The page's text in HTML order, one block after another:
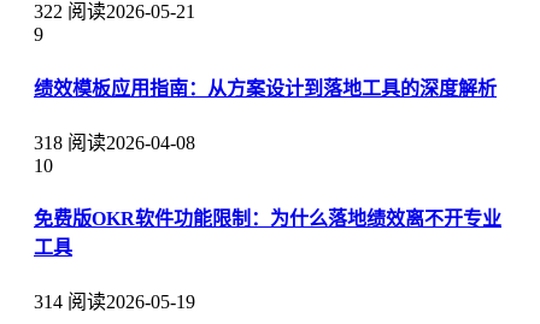
322 阅读2026-05-21
9
绩效模板应用指南：从方案设计到落地工具的深度解析
318 阅读2026-04-08
10
免费版OKR软件功能限制：为什么落地绩效离不开专业
工具
314 阅读2026-05-19